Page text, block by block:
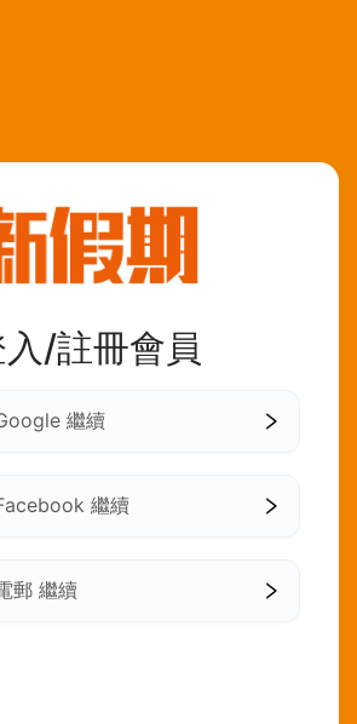
/註冊會員
繼續
繼續
郵 繼續